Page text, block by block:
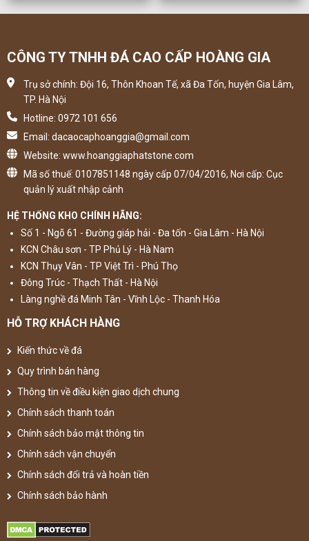
CÔNG TY TNHH ĐÁ CAO CẤP HOÀNG GIA
Trụ sở chính: Đội 16, Thôn Khoan Tế, xã Đa Tốn, huyện Gia Lâm,
TP. Hà Nội
Hotline: 0972 101 656
Email: dacaocaphoanggia@gmail.com
Website: www.hoanggiaphatstone.com
Mã số thuế: 0107851148 ngày cấp 07/04/2016, Nơi cấp: Cục
quản lý xuất nhập cảnh
HỆ THỐNG KHO CHÍNH HÃNG:
Số 1 - Ngõ 61 - Đường giáp hải - Đa tốn - Gia Lâm - Hà Nội
KCN Châu sơn - TP Phủ Lý - Hà Nam
KCN Thụy Vân - TP Việt Trì - Phú Thọ
Đông Trúc - Thạch Thất - Hà Nội
Làng nghề đá Minh Tân - Vĩnh Lộc - Thanh Hóa
HỖ TRỢ KHÁCH HÀNG
Kiến thức về đá
Quy trình bán hàng
Thông tin về điều kiện giao dịch chung
Chính sách thanh toán
Chính sách bảo mật thông tin
Chính sách vận chuyển
Chính sách đổi trả và hoàn tiền
Chính sách bảo hành